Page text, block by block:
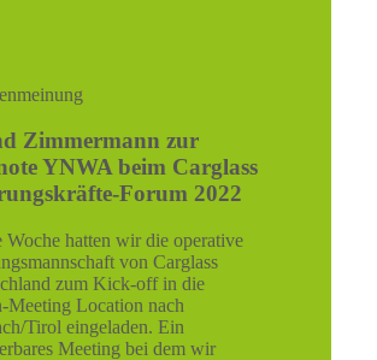
Zimmermann zur
YNWA beim Carglass
Forum 2022
Woche hatten wir die operative
von Carglass
zum Kick-off in die
Meeting Location nach
Tirol eingeladen. Ein
Meeting bei dem wir